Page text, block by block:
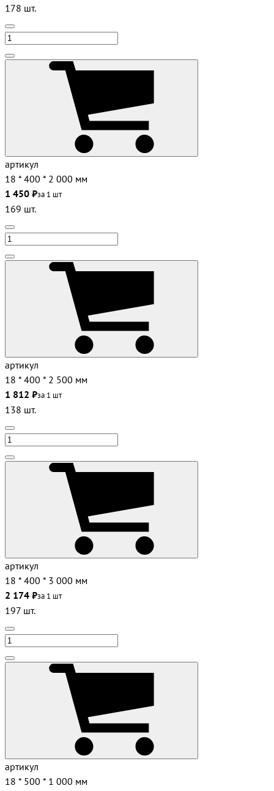
178 шт.
артикул
18 * 400 * 2 000 мм
1 450 ₽за 1 шт
169 шт.
артикул
18 * 400 * 2 500 мм
1 812 ₽за 1 шт
138 шт.
артикул
18 * 400 * 3 000 мм
2 174 ₽за 1 шт
197 шт.
артикул
18 * 500 * 1 000 мм